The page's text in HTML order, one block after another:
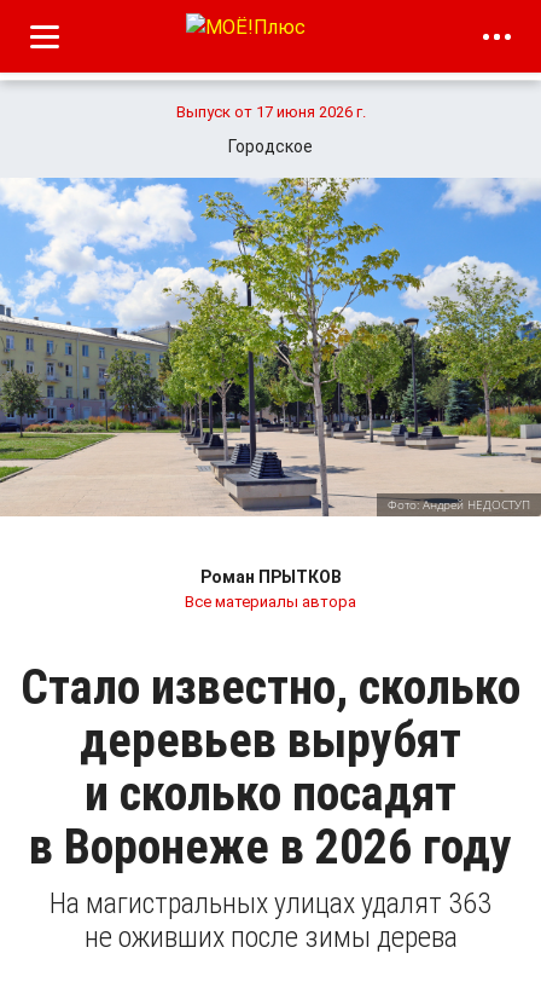
Выпуск от 17 июня 2026 г.
Городское
Фото: Андрей НЕДОСТУП
Роман ПРЫТКОВ
Все материалы автора
Стало известно, сколько
деревьев вырубят
и сколько посадят
в Воронеже в 2026 году
На магистральных улицах удалят 363
не оживших после зимы дерева